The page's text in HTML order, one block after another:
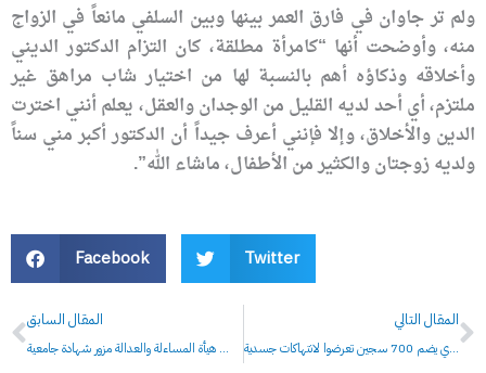
ولم تر جاوان في فارق العمر بينها وبين السلفي مانعاً في الزواج
منه، وأوضحت أنها “كامرأة مطلقة، كان التزام الدكتور الديني
وأخلاقه وذكاؤه أهم بالنسبة لها من اختيار شاب مراهق غير
ملتزم، أي أحد لديه القليل من الوجدان والعقل، يعلم أنني اخترت
الدين والأخلاق، وإلا فإنني أعرف جيداً أن الدكتور أكبر مني سناً
ولديه زوجتان والكثير من الأطفال، ماشاء الله”.
Facebook Twitter
Prev
المقال السابق
حاميها حراميها : نائب رئيس هيأة المساءلة والعدالة مزور شهادة جامعية
المقال التالي
الكشف عن معتقل سري يضم 700 سجين تعرضوا لانتهاكات جسدية